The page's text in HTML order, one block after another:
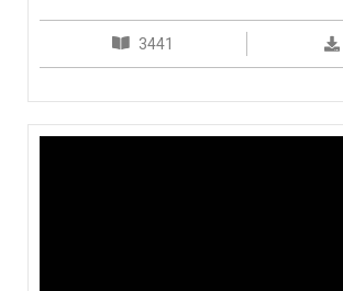
3441